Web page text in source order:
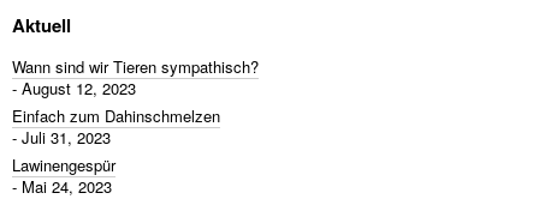
Aktuell
Wann sind wir Tieren sympathisch?
August 12, 2023
Einfach zum Dahinschmelzen
Juli 31, 2023
Lawinengespür
Mai 24, 2023